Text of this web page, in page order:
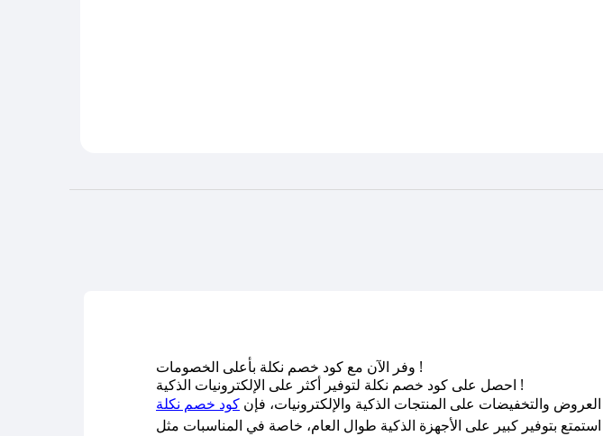
وفر الآن مع كود خصم نكلة بأعلى الخصومات !
احصل على كود خصم نكلة لتوفير أكثر على الإلكترونيات الذكية !
والتخفيضات على المنتجات الذكية والإلكترونيات، فإن كود خصم نكلة
بتوفير كبير على الأجهزة الذكية طوال العام، خاصة في المناسبات مثل